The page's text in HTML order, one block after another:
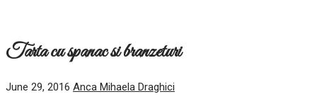
Tarta cu spanac si branzeturi
June 29, 2016 Anca Mihaela Draghici